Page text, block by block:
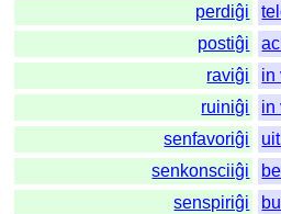
perdiĝi
postiĝi
raviĝi
in
ruiniĝi
in
senfavoriĝi
senkonsciiĝi
senspiriĝi